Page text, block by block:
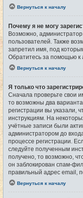
Вернуться к началу
Почему я не могу
Возможно,
пользователей. Также
запретил имя, под
Обратитесь за помощью к
Вернуться к началу
Я только что
Сначала проверьте свои
то возможны два
регистрации вы указали,
инструкциям. На
учётные записи были
администратором до
процессе регистрации.
следуйте полученным
получено, то возможно,
он заблокирован спам-
правильный адрес email,
Вернуться к началу